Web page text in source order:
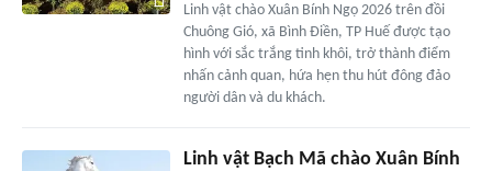
Linh vật chào Xuân Bính Ngọ 2026 trên đồi
Chuông Gió, xã Bình Điền, TP Huế được tạo
hình với sắc trắng tinh khôi, trở thành điểm
nhấn cảnh quan, hứa hẹn thu hút đông đảo
người dân và du khách.
Linh vật Bạch Mã chào Xuân Bính